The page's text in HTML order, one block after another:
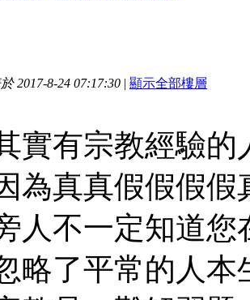
2017-8-24 07:17:30 | 顯示全部樓層
實有宗教經驗的
為真真假假假假
人不一定知道您
略了平常的人本